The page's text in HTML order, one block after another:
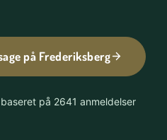
på Frederiksberg
på 2641 anmeldelser